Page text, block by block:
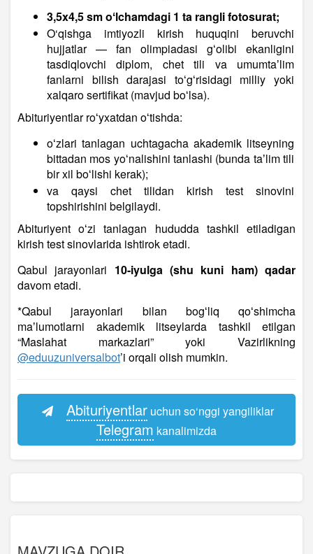
3,5x4,5 sm oʻlchamdagi 1 ta rangli fotosurat;
O‘qishga imtiyozli kirish huquqini beruvchi
hujjatlar — fan olimpiadasi gʻolibi ekanligini
tasdiqlovchi diplom, chet tili va umumtaʼlim
fanlarni bilish darajasi toʻgʻrisidagi milliy yoki
xalqaro sertifikat (mavjud boʻlsa).
Abituriyentlar roʻyxatdan oʻtishda:
oʻzlari tanlagan uchtagacha akademik litseyning
bittadan mos yoʻnalishini tanlashi (bunda taʼlim tili
bir xil boʻlishi kerak);
va qaysi chet tilidan kirish test sinovini
topshirishini belgilaydi.
Abituriyent oʻzi tanlagan hududda tashkil etiladigan
kirish test sinovlarida ishtirok etadi.
Qabul jarayonlari 10-iyulga (shu kuni ham) qadar
davom etadi.
*Qabul jarayonlari bilan bogʻliq qoʻshimcha
maʼlumotlarni akademik litseylarda tashkil etilgan
“Maslahat markazlari” yoki Vazirlikning
@eduuzuniversalbot’i orqali olish mumkin.
Abituriyentlaruchun so‘nggi yangiliklar
Telegram kanalimizda